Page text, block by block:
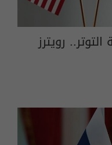
رويترز